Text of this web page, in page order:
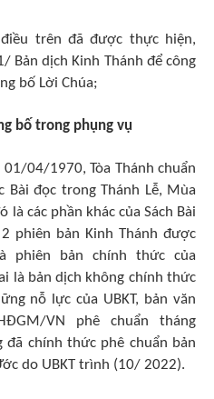
trên đã được thực hiện,
Bản dịch Kinh Thánh để công
bố Lời Chúa;
bố trong phụng vụ
01/04/1970, Tòa Thánh chuẩn
Bài đọc trong Thánh Lễ, Mùa
là các phần khác của Sách Bài
phiên bản Kinh Thánh được
phiên bản chính thức của
là bản dịch không chính thức
nỗ lực của UBKT, bản văn
VN phê chuẩn tháng
chính thức phê chuẩn bản
do UBKT trình (10/ 2022).